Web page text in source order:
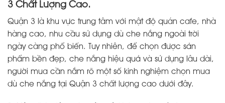
3 Chất Lượng Cao.
Quận 3 là khu vực trung tâm với mật độ quán cafe, nhà
hàng cao, nhu cầu sử dụng dù che nắng ngoài trời
ngày càng phổ biến. Tuy nhiên, để chọn được sản
phẩm bền đẹp, che nắng hiệu quả và sử dụng lâu dài,
người mua cần nắm rõ một số kinh nghiệm chọn mua
dù che nắng tại Quận 3 chất lượng cao dưới đây.